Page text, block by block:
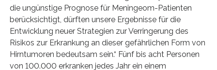
die ungünstige Prognose für Meningeom-Patienten
berücksichtigt, dürften unsere Ergebnisse für die
Entwicklung neuer Strategien zur Verringerung des
Risikos zur Erkrankung an dieser gefährlichen Form von
Hirntumoren bedeutsam sein.“ Fünf bis acht Personen
von 100.000 erkranken jedes Jahr ein einem